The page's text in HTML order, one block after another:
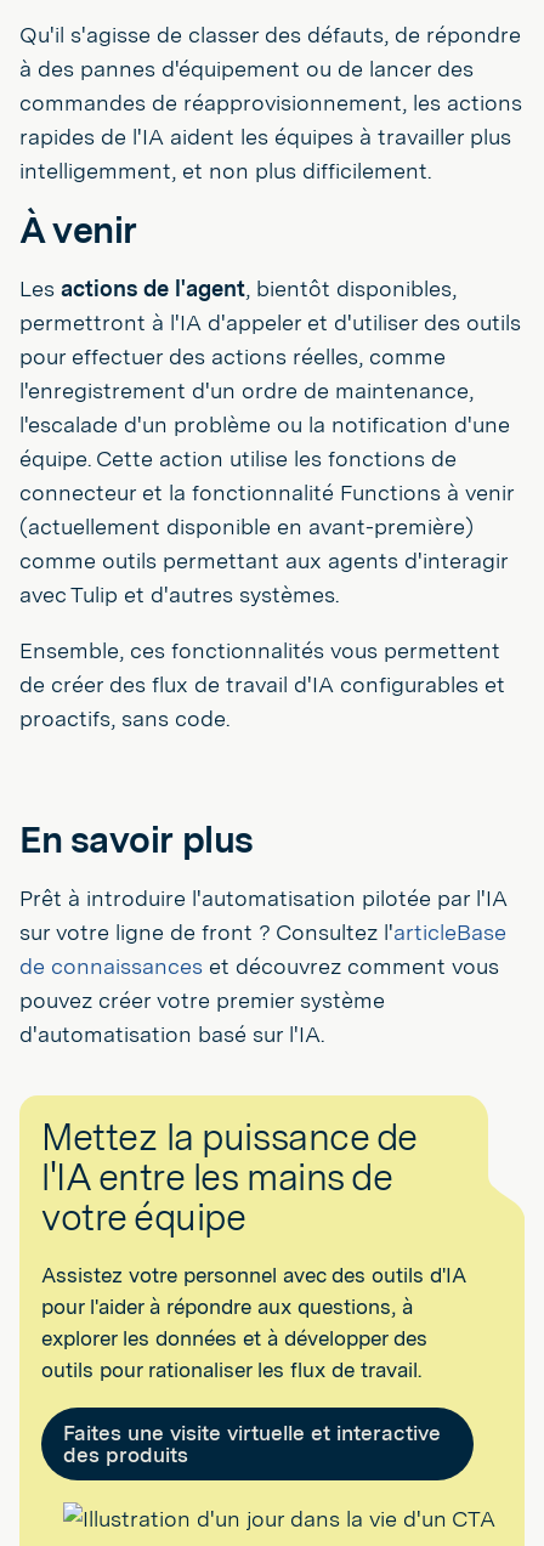
Qu'il s'agisse de classer des défauts, de répondre
à des pannes d'équipement ou de lancer des
commandes de réapprovisionnement, les actions
rapides de l'IA aident les équipes à travailler plus
intelligemment, et non plus difficilement.
À venir
Les actions de l'agent, bientôt disponibles,
permettront à l'IA d'appeler et d'utiliser des outils
pour effectuer des actions réelles, comme
l'enregistrement d'un ordre de maintenance,
l'escalade d'un problème ou la notification d'une
équipe. Cette action utilise les fonctions de
connecteur et la fonctionnalité Functions à venir
(actuellement disponible en avant-première)
comme outils permettant aux agents d'interagir
avec Tulip et d'autres systèmes.
Ensemble, ces fonctionnalités vous permettent
de créer des flux de travail d'IA configurables et
proactifs, sans code.
En savoir plus
Prêt à introduire l'automatisation pilotée par l'IA
sur votre ligne de front ? Consultez l'articleBase
de connaissances et découvrez comment vous
pouvez créer votre premier système
d'automatisation basé sur l'IA.
Mettez la puissance de
l'IA entre les mains de
votre équipe
Assistez votre personnel avec des outils d'IA
pour l'aider à répondre aux questions, à
explorer les données et à développer des
outils pour rationaliser les flux de travail.
Faites une visite virtuelle et interactive
des produits